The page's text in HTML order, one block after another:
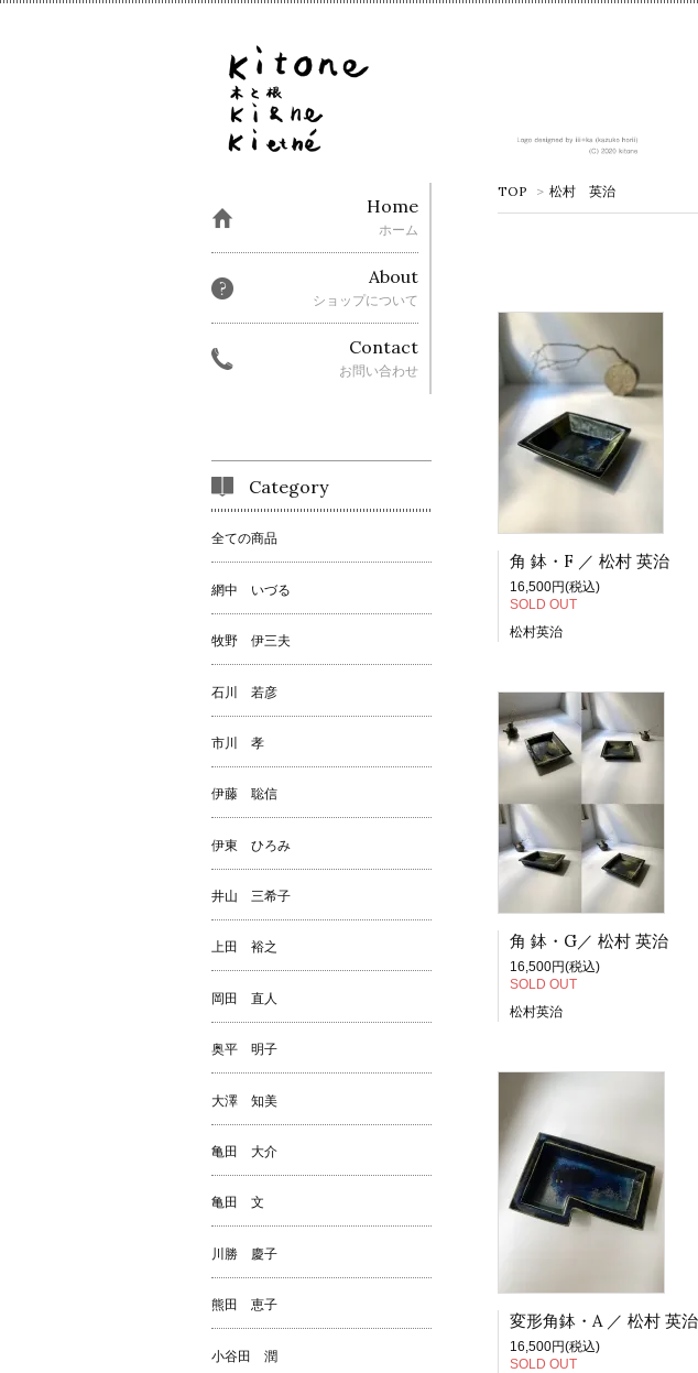
TOP > 松村 英治
角 鉢・F ／ 松村 英治
16,500円(税込)
SOLD OUT
松村英治
角 鉢・G／ 松村 英治
16,500円(税込)
SOLD OUT
松村英治
変形角鉢・A ／ 松村 英治
16,500円(税込)
SOLD OUT
Home
ホーム
About
ショップについて
Contact
お問い合わせ
Category
全ての商品
網中 いづる
牧野 伊三夫
石川 若彦
市川 孝
伊藤 聡信
伊東 ひろみ
井山 三希子
上田 裕之
岡田 直人
奥平 明子
大澤 知美
亀田 大介
亀田 文
川勝 慶子
熊田 恵子
小谷田 潤